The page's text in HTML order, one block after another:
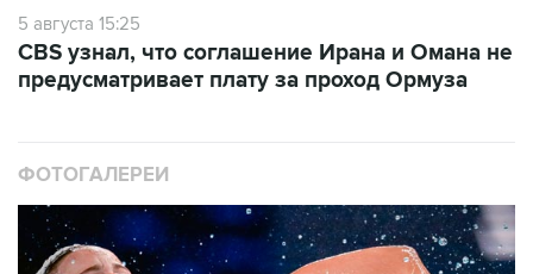
предусматривает плату за проход Ормуза